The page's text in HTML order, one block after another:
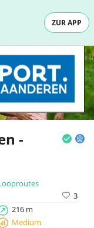
ZUR APP
-
3
216 m
Medium